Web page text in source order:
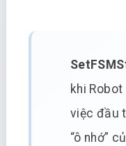
khi
việc đầu
“ô nhớ”